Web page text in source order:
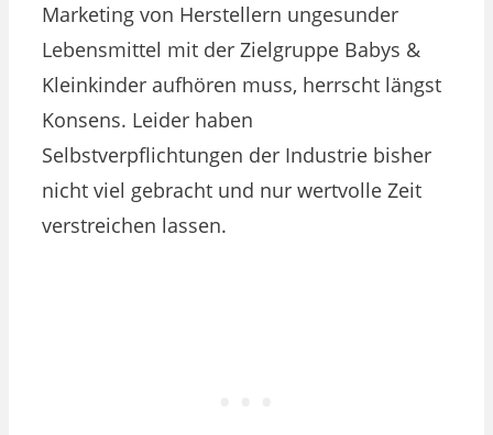
Marketing von Herstellern ungesunder
Lebensmittel mit der Zielgruppe Babys &
Kleinkinder aufhören muss, herrscht längst
Konsens. Leider haben
Selbstverpflichtungen der Industrie bisher
nicht viel gebracht und nur wertvolle Zeit
verstreichen lassen.